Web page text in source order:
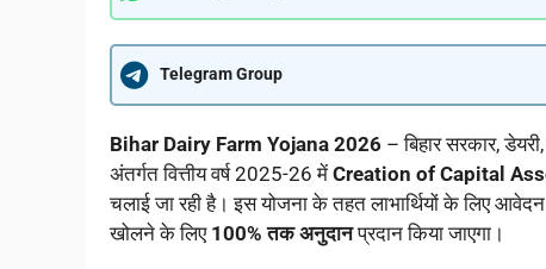
Telegram Group
Bihar Dairy Farm Yojana 2026 – बिहार सरकार,
अंतर्गत वित्तीय वर्ष 2025-26 में Creation of Capital
चलाई जा रही है। इस योजना के तहत लाभार्थियों के लिए
खोलने के लिए 100% तक अनुदानप्रदान किया जाएगा।